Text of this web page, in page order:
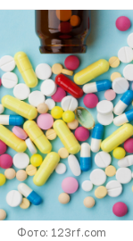
Фото: 123rf.com